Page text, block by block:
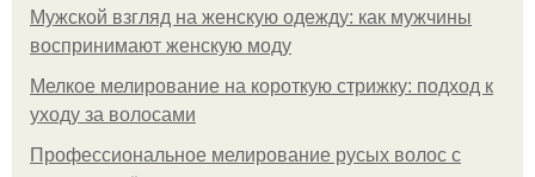
Мужской взгляд на женскую одежду: как мужчины
воспринимают женскую моду
Мелкое мелирование на короткую стрижку: подход к
уходу за волосами
Профессиональное мелирование русых волос с